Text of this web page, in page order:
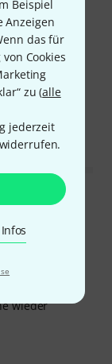
Beispiel
Anzeigen
das für
Cookies
zu (alle
jederzeit
sie sehr
Das gibt
wieder